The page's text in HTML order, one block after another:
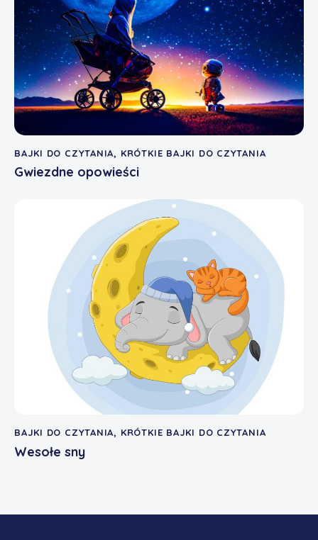
BAJKI DO CZYTANIA, KRÓTKIE BAJKI DO CZYTANIA
Gwiezdne opowieści
BAJKI DO CZYTANIA, KRÓTKIE BAJKI DO CZYTANIA
Wesołe sny